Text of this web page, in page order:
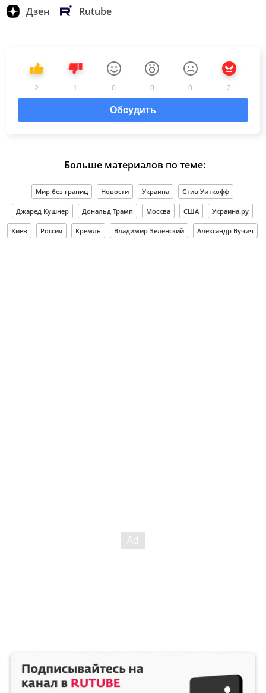
Дзен Rutube
2 1 0 0 0 2
Обсудить
Больше материалов по теме:
Мир без границ Новости Украина Стив Уиткофф
Джаред Кушнер Дональд Трамп Москва США Украина.ру
Киев Россия Кремль Владимир Зеленский Александр Вучич